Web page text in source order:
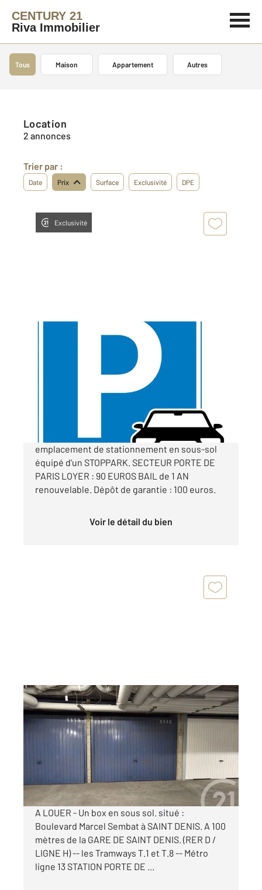
CENTURY 21
Riva Immobilier
Tous Maison Appartement Autres
Location
2 annonces
Trier par :
Date Prix Surface Exclusivité DPE
Exclusivité
Parking à louer
emplacement de stationnement en sous-sol
équipé d'un STOPPARK. SECTEUR PORTE DE
PARIS LOYER : 90 EUROS BAIL de 1 AN
renouvelable. Dépôt de garantie : 100 euros.
Voir le détail du bien
ST DENIS 93
12 m2
Ref : 9311
Parking à louer
102 €
par mois charges comprises
A LOUER - Un box en sous sol. situé :
Boulevard Marcel Sembat à SAINT DENIS. A 100
mètres de la GARE DE SAINT DENIS. (RER D /
LIGNE H) -- les Tramways T.1 et T.8 -- Métro
ligne 13 STATION PORTE DE ...